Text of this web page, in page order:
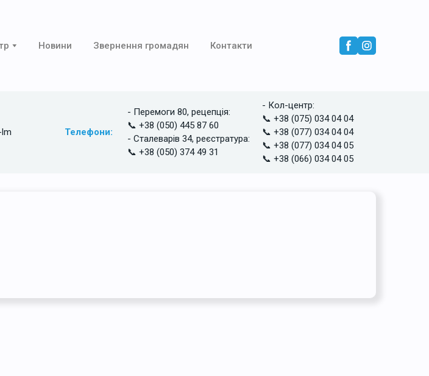
Новини Звернення громадян Контакти
Телефони:
- Перемоги 80, рецепція:
📞 +38 (050) 445 87 60
- Сталеварів 34, реєстратура:
📞 +38 (050) 374 49 31
- Кол-центр:
📞 +38 (075) 034 04 04
📞 +38 (077) 034 04 04
📞 +38 (077) 034 04 05
📞 +38 (066) 034 04 05